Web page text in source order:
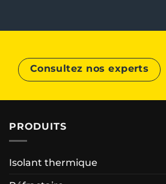
Consultez nos experts
PRODUITS
Isolant thermique